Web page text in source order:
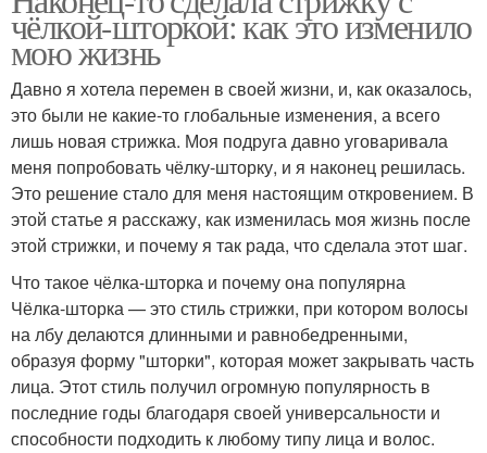
чёлкой-шторкой: как это изменило
мою жизнь
Давно я хотела перемен в своей жизни, и, как оказалось,
это были не какие-то глобальные изменения, а всего
лишь новая стрижка. Моя подруга давно уговаривала
меня попробовать чёлку-шторку, и я наконец решилась.
Это решение стало для меня настоящим откровением. В
этой статье я расскажу, как изменилась моя жизнь после
этой стрижки, и почему я так рада, что сделала этот шаг.
Что такое чёлка-шторка и почему она популярна
Чёлка-шторка — это стиль стрижки, при котором волосы
на лбу делаются длинными и равнобедренными,
образуя форму "шторки", которая может закрывать часть
лица. Этот стиль получил огромную популярность в
последние годы благодаря своей универсальности и
способности подходить к любому типу лица и волос.